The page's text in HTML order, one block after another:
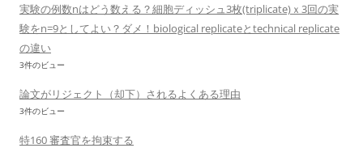
実験の例数nはどう数える？細胞ディッシュ3枚(triplicate)ｘ3回の実
験をn=9としてよい？ダメ！biological replicateとtechnical replicate
の違い
3件のビュー
論文がリジェクト（却下）されるよくある理由
3件のビュー
特160 審査官を拘束する